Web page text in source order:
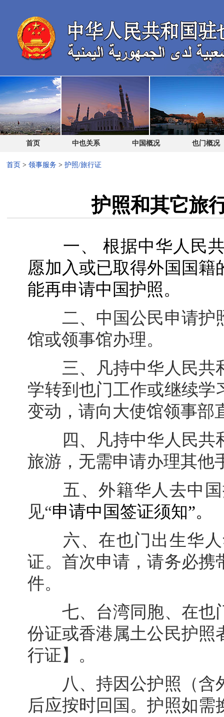
首页 中也关系 中国概况 也门概况
首页 >领事服务 >护照/旅行证
护照和其它旅
一、 根据中华人民
愿加入或已取得外国国籍
能再申请中国护照。
二、中国公民申请护
馆或领事馆办理。
三、凡持中华人民共
学转到也门工作或继续学
变动，请向大使馆领事部
四、凡持中华人民共
旅游，无需申请办理其他
五、外籍华人去中国
见“申请中国签证须知”。
六、在也门出生华人
证。首次申请，请务必携
件。
七、台湾同胞、在也
份证或香港属土公民护照
行证】。
八、持因公护照（含
后应按时回国。护照如